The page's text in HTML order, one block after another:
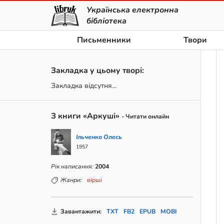
Українська електронна
бібліотека
Письменники Твори
Закладка у цьому творі:
Закладка відсутня...
З книги «Аркуші» - Читати онлайн
Ільченко Олесь
1957
Рік написання:2004
Жанри:
вірші
Завантажити: TXT FB2 EPUB MOBI